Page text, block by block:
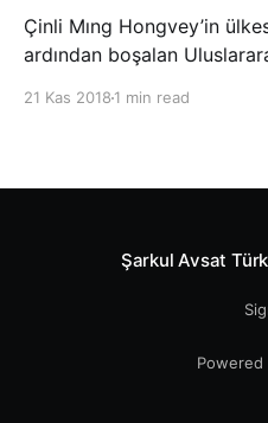
Çinli Mıng Hongvey’in
ardından boşalan
21 Kas 2018 1 min read
Şarkul Avsat
Powered